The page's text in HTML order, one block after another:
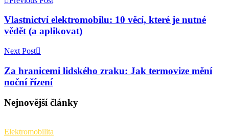
Vlastnictví elektromobilu: 10 věcí, které je nutné
vědět (a aplikovat)
Next Post
Za hranicemi lidského zraku: Jak termovize mění
noční řízení
Nejnovější články
Elektromobilita